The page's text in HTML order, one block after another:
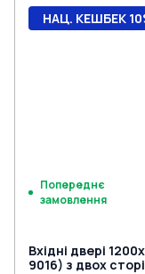
НАЦ. КЕШБЕК
Попереднє
замовлення
Вхідні двері
9016) з двох